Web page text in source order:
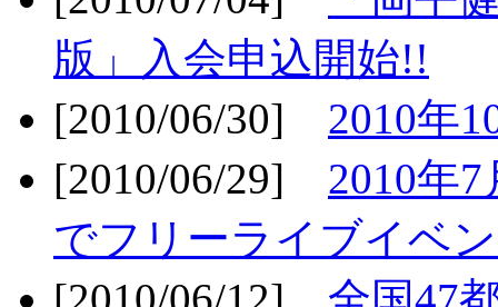
版」入会申込開始!!
[2010/06/30] 2010年
[2010/06/29] 2010年
でフリーライブイベ